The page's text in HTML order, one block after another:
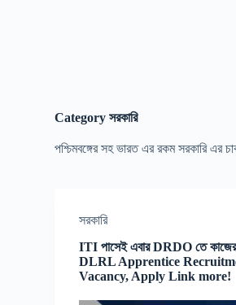
Category সরকারি
পশ্চিমবঙ্গের সহ ভারত এর রকম সরকারি
সরকারি
ITI পাসেই এবার DRDO তে
DLRL Apprentice
Vacancy, Apply Link more!